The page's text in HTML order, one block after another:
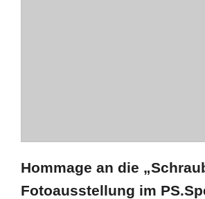
Hommage an die
Fotoausstellung im